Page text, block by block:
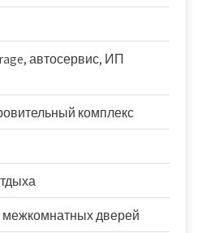
автосервис, ИП
комплекс
межкомнатных дверей